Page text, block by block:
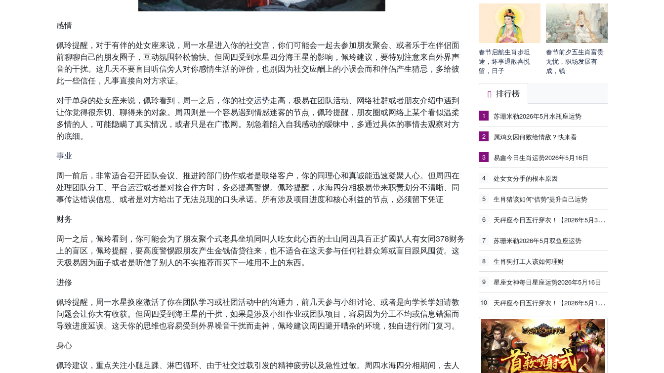
感情
佩玲提醒，对于有伴的处女座来说，周一水星进入你的社交宫，你们可能会一起去参加朋友聚会、或者乐于在伴侣面
前聊聊自己的朋友圈子，互动氛围轻松愉快。但周四受到水星四分海王星的影响，佩玲建议，要特别注意来自外界声
音的干扰。这几天不要盲目听信旁人对你感情生活的评价，也别因为社交应酬上的小误会而和伴侣产生猜忌，多给彼
此一些信任，凡事直接向对方求证。
对于单身的处女座来说，佩玲看到，周一之后，你的社交运势走高，极易在团队活动、网络社群或者朋友介绍中遇到
让你觉得很亲切、聊得来的对象。周四则是一个容易遇到情感迷雾的节点，佩玲提醒，朋友圈或网络上某个看似温柔
多情的人，可能隐瞒了真实情况，或者只是在广撒网。别急着陷入自我感动的暧昧中，多通过具体的事情去观察对方
的底细。
事业
周一前后，非常适合召开团队会议、推进跨部门协作或者是联络客户，你的同理心和真诚能迅速凝聚人心。但周四在
处理团队分工、平台运营或者是对接合作方时，务必提高警惕。佩玲提醒，水海四分相极易带来职责划分不清晰、同
事传达错误信息、或者是对方给出了无法兑现的口头承诺。所有涉及项目进度和核心利益的节点，必须留下凭证
财务
周一之后，佩玲看到，你可能会为了朋友聚个式老具坐填同叫人吃女此心西的士山同四具百正扩國叭人有女同378财务
上的盲区，佩玲提醒，要高度警惕跟朋友产生金钱借贷往来，也不适合在这天参与任何社群众筹或盲目跟风囤货。这
天极易因为面子或者是听信了别人的不实推荐而买下一堆用不上的东西。
进修
佩玲提醒，周一水星换座激活了你在团队学习或社团活动中的沟通力，前几天参与小组讨论、或者是向学长学姐请教
问题会让你大有收获。但周四受到海王星的干扰，如果是涉及小组作业或团队项目，容易因为分工不均或信息错漏而
导致进度延误。这天你的思维也容易受到外界噪音干扰而走神，佩玲建议周四避开嘈杂的环境，独自进行闭门复习。
身心
佩玲建议，重点关注小腿足踝、淋巴循环、由于社交过载引发的精神疲劳以及急性过敏。周四水海四分相期间，去人
春节启航生肖步坦
途，坏事退散喜悦
留，日子
春节前夕五生肖富贵
无忧，职场发展有
成，钱
排行榜
1 苏珊米勒2026年5月水瓶座运势
2 属鸡女因何败给情敌？快来看
3 易鑫今日生肖运势2026年5月16日
4 处女女分手的根本原因
5 生肖猪该如何“借势”提升自己运势
6 天秤座今日五行穿衣！【2026年5月30日】
7 苏珊米勒2026年5月双鱼座运势
8 生肖狗打工人该如何理财
9 星座女神每日星座运势2026年5月16日
10 天秤座今日五行穿衣！【2026年5月19日】